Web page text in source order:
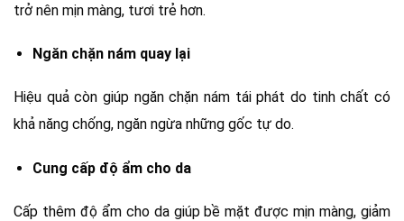
trở nên mịn màng, tươi trẻ hơn.
Ngăn chặn nám quay lại
Hiệu quả còn giúp ngăn chặn nám tái phát do tinh chất có
khả năng chống, ngăn ngừa những gốc tự do.
Cung cấp độ ẩm cho da
Cấp thêm độ ẩm cho da giúp bề mặt được mịn màng, giảm